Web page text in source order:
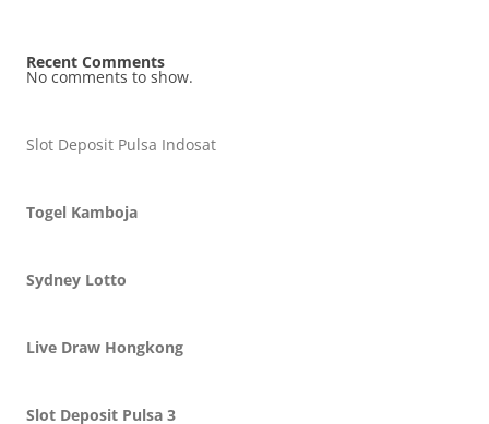
Recent Comments
No comments to show.
Slot Deposit Pulsa Indosat
Togel Kamboja
Sydney Lotto
Live Draw Hongkong
Slot Deposit Pulsa 3